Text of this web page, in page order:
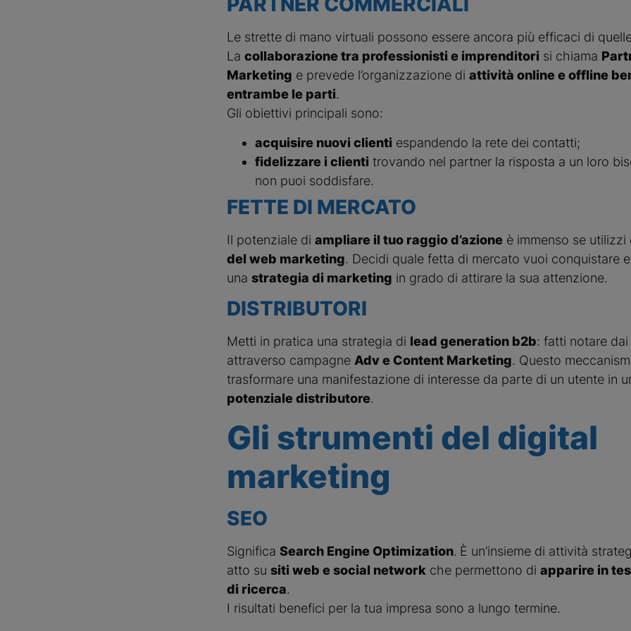
Le strette di mano virtuali possono essere ancora più efficaci di
La collaborazione tra professionisti e imprenditori si chiama
Marketing e prevede l’organizzazione di attività online e offline
entrambe le parti.
Gli obiettivi principali sono:
acquisire nuovi clienti espandendo la rete dei contatti;
fidelizzare i clienti trovando nel partner la risposta a un loro
non puoi soddisfare.
FETTE DI MERCATO
Il potenziale di ampliare il tuo raggio d’azione è immenso se
del web marketing. Decidi quale fetta di mercato vuoi conquistare
una strategia di marketing in grado di attirare la sua attenzione.
DISTRIBUTORI
Metti in pratica una strategia di lead generation b2b: fatti notare
attraverso campagne Adv e Content Marketing. Questo
trasformare una manifestazione di interesse da parte di un utente in
potenziale distributore.
Gli strumenti del digital
marketing
SEO
Significa Search Engine Optimization. È un’insieme di attività
atto su siti web e social network che permettono di apparire in
di ricerca.
I risultati benefici per la tua impresa sono a lungo termine.